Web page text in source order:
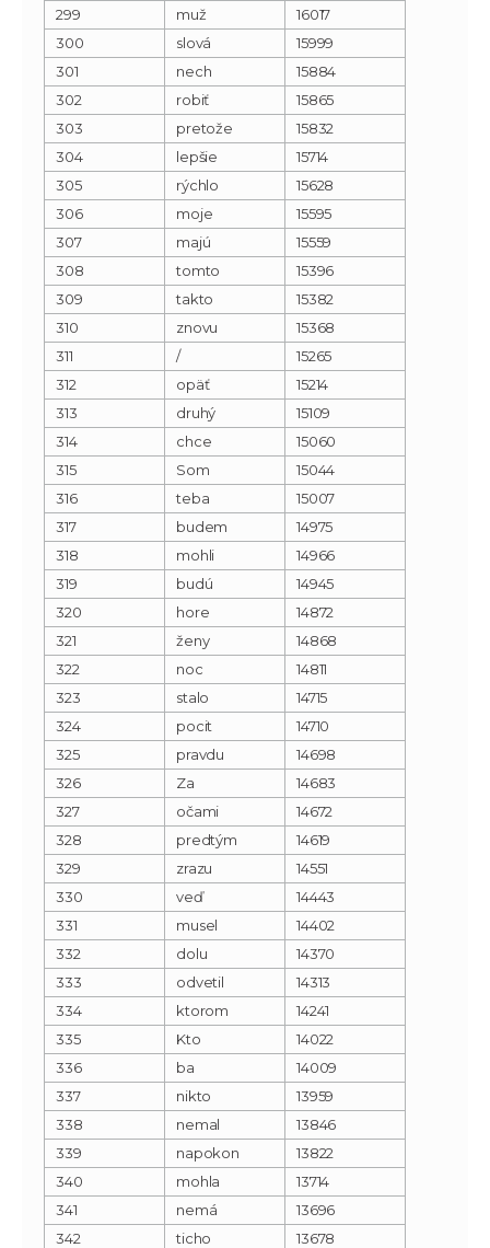
299 muž
16017
300
slová
15999
301
nech
15884
302
robiť
15865
303
pretože
15832
304
lepšie
15714
305
rýchlo
15628
306
moje
15595
307
majú
15559
308
tomto
15396
309
takto
15382
310
znovu
15368
311
/
15265
312
opäť
15214
313
druhý
15109
314
chce
15060
315
Som
15044
316
teba
15007
317
budem
14975
318
mohli
14966
319
budú
14945
320
hore
14872
321
ženy
14868
322
noc
14811
323
stalo
14715
324
pocit
14710
325
pravdu
14698
326
Za
14683
327
očami
14672
328
predtým
14619
329
zrazu
14551
330
veď
14443
331
musel
14402
332
dolu
14370
333
odvetil
14313
334
ktorom
14241
335
Kto
14022
336
ba
14009
337
nikto
13959
338
nemal
13846
339
napokon
13822
340
mohla
13714
341
nemá
13696
342
ticho
13678